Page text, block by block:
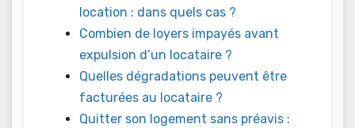
location : dans quels cas ?
Combien de loyers impayés avant
expulsion d’un locataire ?
Quelles dégradations peuvent être
facturées au locataire ?
Quitter son logement sans préavis :